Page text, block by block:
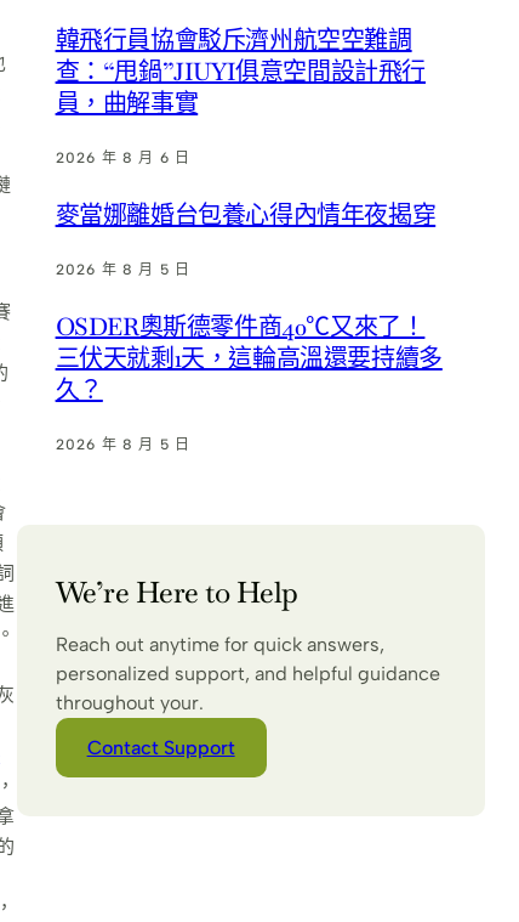
韓飛行員協會駁斥濟州航空空難調
查：“甩鍋”JIUYI俱意空間設計飛行
員，曲解事實
2026 年 8 月 6 日
麥當娜離婚台包養心得內情年夜揭穿
2026 年 8 月 5 日
OSDER奧斯德零件商40℃又來了！
三伏天就剩1天，這輪高溫還要持續多
久？
2026 年 8 月 5 日
We’re Here to Help
Reach out anytime for quick answers,
personalized support, and helpful guidance
throughout your.
Contact Support